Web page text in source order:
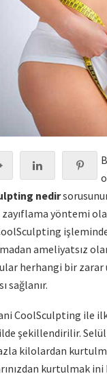
nedir
zayıflama yöntemi
ameliyatsız
herhangi bir zarar
sağlanır.
CoolSculpting ile
şekillendirilir.
kilolardan
kurtulmak ini